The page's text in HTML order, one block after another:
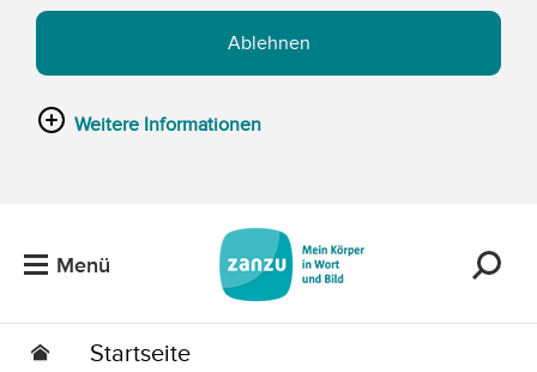
Ablehnen
Weitere Informationen
Menü
Startseite